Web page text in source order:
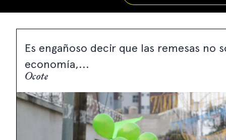
Es engañoso decir que las remesas no
economía,...
Ocote